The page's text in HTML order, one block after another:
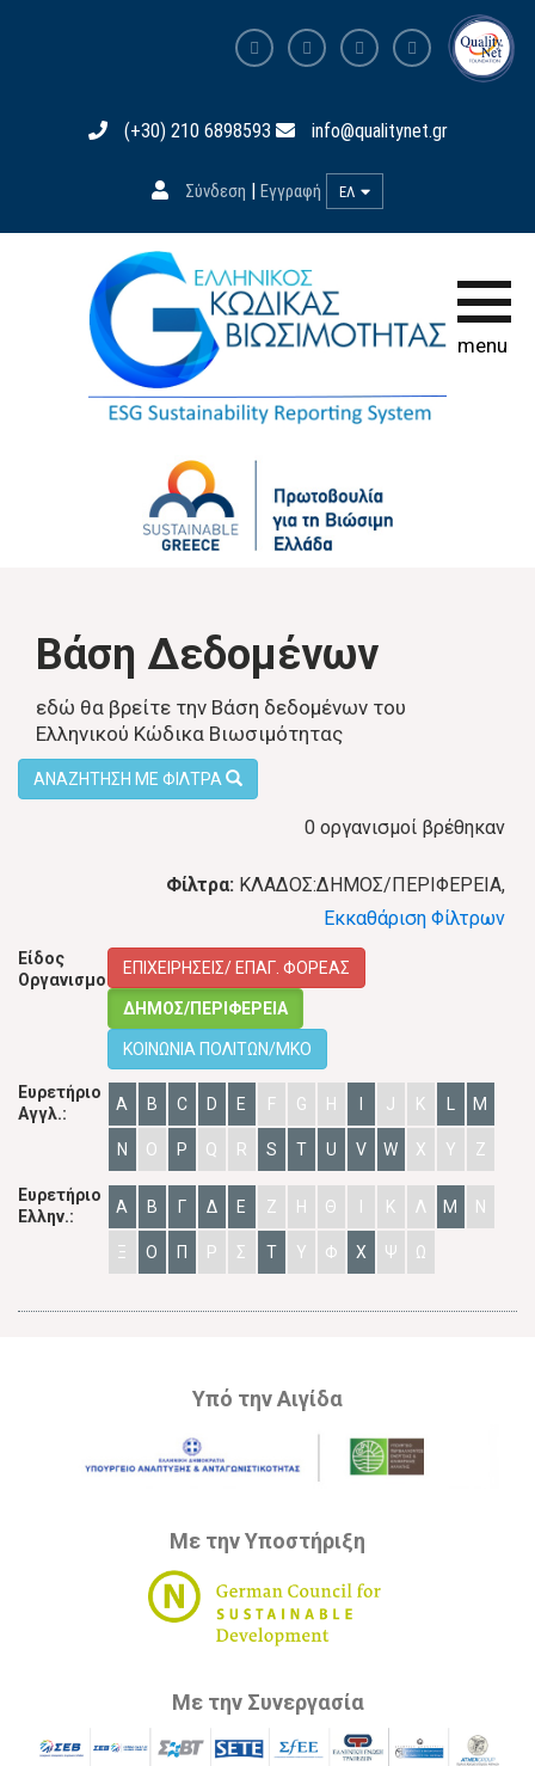
Αρχική σελίδα
Ο Κώδικας
Εκπαίδευση
Βάση Δεδομένων
(+30) 210 6898593 info@qualitynet.gr
Σύνδεση Εγγραφή ΕΛ
menu
Βάση Δεδομένων
εδώ θα βρείτε την Βάση δεδομένων του
Ελληνικού Κώδικα Βιωσιμότητας
ΑΝΑΖΗΤΗΣΗ ΜΕ ΦΙΛΤΡΑ
0 οργανισμοί βρέθηκαν
Φίλτρα: ΚΛΑΔΟΣ:ΔΗΜΟΣ/ΠΕΡΙΦΕΡΕΙΑ,
Εκκαθάριση Φίλτρων
Είδος
Οργανισμού:
ΕΠΙΧΕΙΡΗΣΕΙΣ/ ΕΠΑΓ. ΦΟΡΕΑΣ
ΔΗΜΟΣ/ΠΕΡΙΦΕΡΕΙΑ
ΚΟΙΝΩΝΙΑ ΠΟΛΙΤΩΝ/ΜΚΟ
Ευρετήριο
Αγγλ.:
A B C D E F G H J K L M
N O P Q R S T U V W X Y Z
Ευρετήριο
Ελλην.:
Α Β Γ Δ Ε Ζ Η Θ Κ Λ Μ Ν
Ξ Ο Π Ρ Σ Τ Υ Φ Χ Ψ Ω
Υπό την Αιγίδα
Με την Υποστήριξη
Με την Συνεργασία